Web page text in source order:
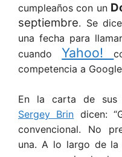
cumpleaños con un
septiembre. Se
una fecha para
cuando Yahoo!
competencia a
En la carta de sus
Sergey Brin dicen:
convencional. No
una. A lo largo de la